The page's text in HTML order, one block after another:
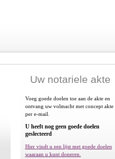
Uw notariele akte
Voeg goede doelen toe aan de akte en
ontvang uw volmacht met concept akte
per e-mail.
U heeft nog geen goede doelen
geslecteerd
Hier vindt u een lijst met goede doelen
waaraan u kunt doneren.